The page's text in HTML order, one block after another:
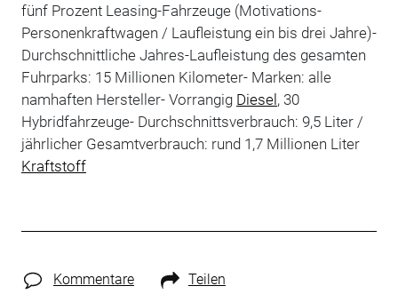
fünf Prozent Leasing-Fahrzeuge (Motivations-
Personenkraftwagen / Laufleistung ein bis drei Jahre)-
Durchschnittliche Jahres-Laufleistung des gesamten
Fuhrparks: 15 Millionen Kilometer- Marken: alle
namhaften Hersteller- Vorrangig Diesel, 30
Hybridfahrzeuge- Durchschnittsverbrauch: 9,5 Liter /
jährlicher Gesamtverbrauch: rund 1,7 Millionen Liter
Kraftstoff
Kommentare Teilen